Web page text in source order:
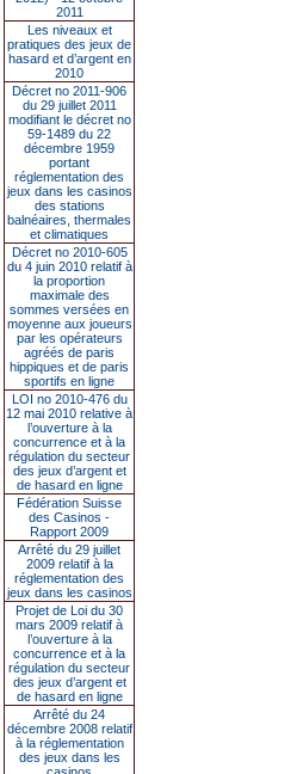
2011
Les niveaux et
pratiques des jeux de
hasard et d’argent en
2010
Décret no 2011-906
du 29 juillet 2011
modifiant le décret no
59-1489 du 22
décembre 1959
portant
réglementation des
jeux dans les casinos
des stations
balnéaires, thermales
et climatiques
Décret no 2010-605
du 4 juin 2010 relatif à
la proportion
maximale des
sommes versées en
moyenne aux joueurs
par les opérateurs
agréés de paris
hippiques et de paris
sportifs en ligne
LOI no 2010-476 du
12 mai 2010 relative à
l’ouverture à la
concurrence et à la
régulation du secteur
des jeux d’argent et
de hasard en ligne
Fédération Suisse
des Casinos -
Rapport 2009
Arrêté du 29 juillet
2009 relatif à la
réglementation des
jeux dans les casinos
Projet de Loi du 30
mars 2009 relatif à
l’ouverture à la
concurrence et à la
régulation du secteur
des jeux d’argent et
de hasard en ligne
Arrêté du 24
décembre 2008 relatif
à la réglementation
des jeux dans les